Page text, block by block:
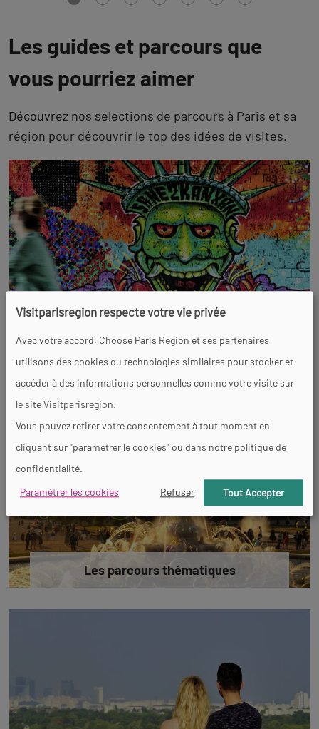
0
1
2
3
4
5
6
Les guides et parcours que
vous pourriez aimer
Découvrez nos sélections de parcours à Paris et sa
région pour découvrir le top des idées de visites.
Les tops
Les parcours thématiques
Visitparisregion respecte votre vie privée
Avec votre accord, Choose Paris Region et ses partenaires
utilisons des cookies ou technologies similaires pour stocker et
accéder à des informations personnelles comme votre visite sur
le site Visitparisregion.
Vous pouvez retirer votre consentement à tout moment en
cliquant sur "paramétrer le cookies" ou dans notre politique de
confidentialité.
Paramétrer les cookies
Refuser Tout Accepter